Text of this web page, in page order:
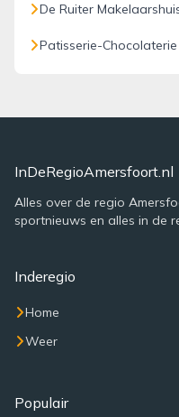
De Ruiter
Patisserie-
InDeRegioAmersfoort.nl
Alles over de regio
sportnieuws en alles in de
Inderegio
Home
Weer
Populair